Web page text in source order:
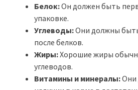
Белок:Он должен быть
упаковке.
Углеводы:Они должны
после белков.
Жиры:Хорошие жиры
углеводов.
Витамины и минералы:Они